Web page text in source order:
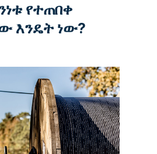
የተጠበቀ
እንዴት ነው?